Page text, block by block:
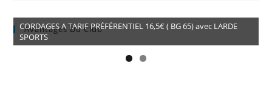
Avantages Du Club
CORDAGES A TARIF PRÉFÉRENTIEL 16,5€ ( BG 65) avec LARDE
SPORTS